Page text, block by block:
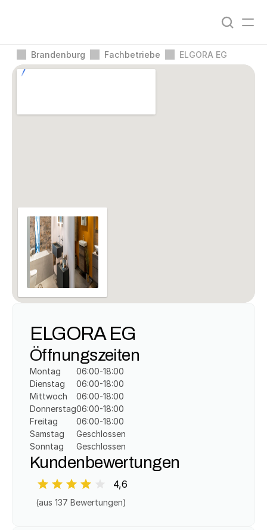
Brandenburg Fachbetriebe ELGORA EG
ELGORA EG
Öffnungszeiten
Montag
Dienstag
Mittwoch
Donnerstag
Freitag
Samstag
Sonntag
06:00-18:00
06:00-18:00
06:00-18:00
06:00-18:00
06:00-18:00
Geschlossen
Geschlossen
Kundenbewertungen
4,6
(aus 137 Bewertungen)